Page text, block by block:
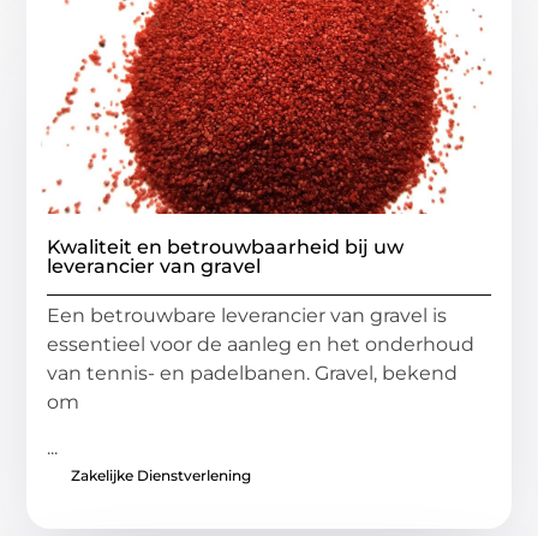
Kwaliteit en betrouwbaarheid bij uw
leverancier van gravel
Een betrouwbare leverancier van gravel is
essentieel voor de aanleg en het onderhoud
van tennis- en padelbanen. Gravel, bekend
om
...
Zakelijke Dienstverlening